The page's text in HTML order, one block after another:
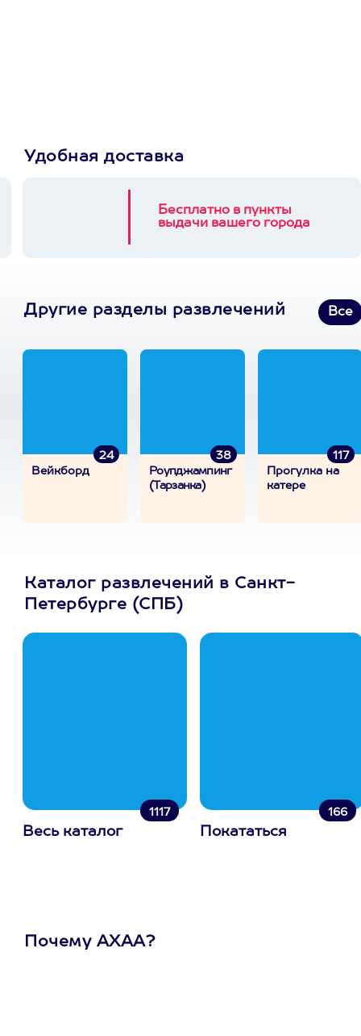
Удобная доставка
Бесплатно в пункты
выдачи вашего города
Другие разделы развлечений Все
24
Вейкборд
38
Роупджампинг
(Тарзанка)
117
Прогулка на
катере
Каталог развлечений в Санкт-
Петербурге (СПБ)
1117
Весь каталог
166
Покататься
Почему АХАА?